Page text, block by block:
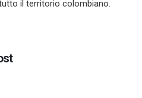
il territorio colombiano.